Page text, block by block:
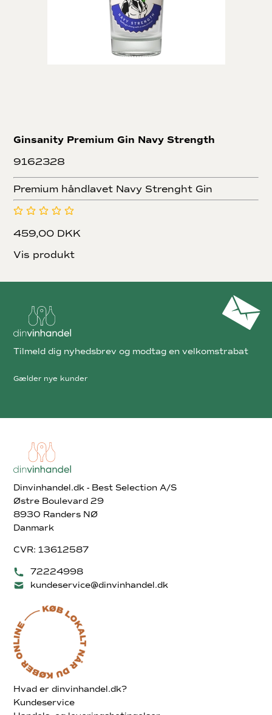
Ginsanity Premium Gin Navy Strength
9162328
Premium håndlavet Navy Strenght Gin
459,00 DKK
Vis produkt
Dinvinhandel.dk - Best Selection A/S
Østre Boulevard 29
8930 Randers NØ
Danmark
CVR: 13612587
72224998
kundeservice@dinvinhandel.dk
Hvad er dinvinhandel.dk?
Kundeservice
Tilmeld dig nyhedsbrev og modtag en velkomstrabat
Gælder nye kunder